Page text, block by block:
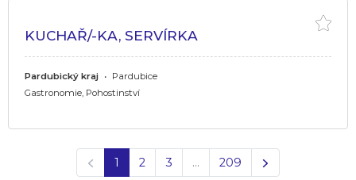
KUCHAŘ/-KA, SERVÍRKA
Pardubický kraj • Pardubice
Gastronomie, Pohostinství
Předchozí
1 2 3 … 209